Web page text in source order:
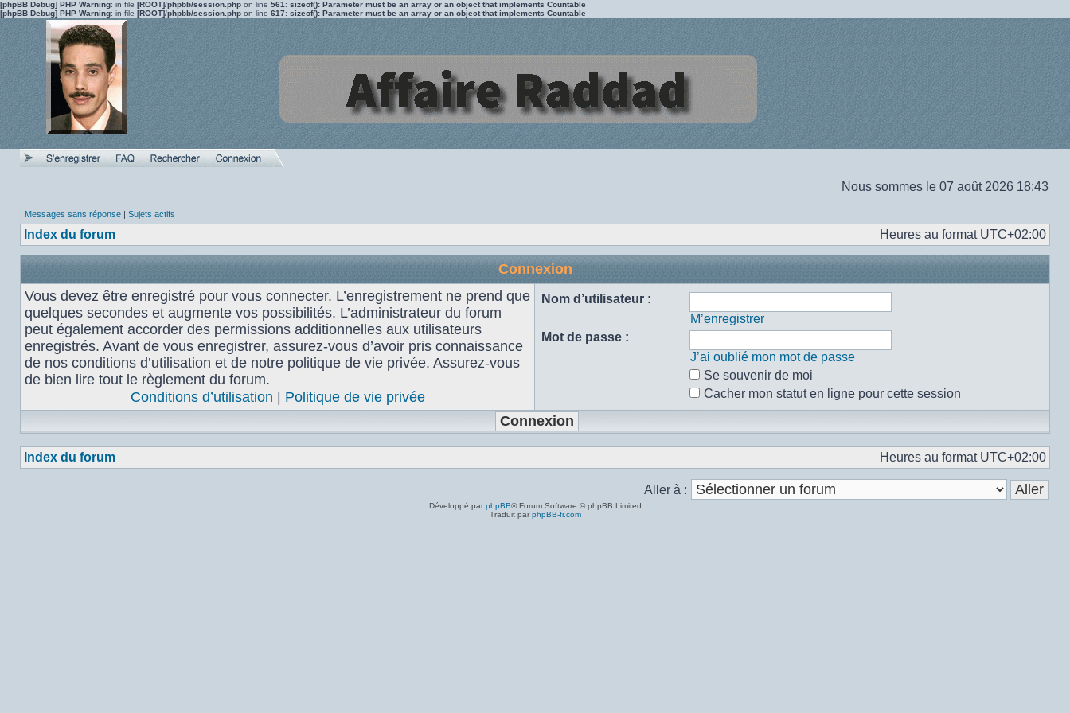
[phpBB Debug] PHP Warning: in file [ROOT]/phpbb/session.php on line 561 : sizeof(): Parameter must be an array or an object that implements Countable
[phpBB Debug] PHP Warning: in file [ROOT]/phpbb/session.php on line 617: sizeof(): Parameter must be an array or an object that implements Countable
Nous sommes le 07 août 2026 18:43
| Messages sans réponse | Sujets actifs
Index du forum Heures au format UTC+02:00
Connexion
Vous devez être enregistré pour vous connecter. L’enregistrement ne prend que
quelques secondes et augmente vos possibilités. L’administrateur du forum
peut également accorder des permissions additionnelles aux utilisateurs
enregistrés. Avant de vous enregistrer, assurez-vous d’avoir pris connaissance
de nos conditions d’utilisation et de notre politique de vie privée. Assurez-vous
de bien lire tout le règlement du forum.
Conditions d’utilisation
Politique de vie privée
Nom d’utilisateur :
M’enregistrer
Mot de passe :
J’ai oublié mon mot de passe
Se souvenir de moi
Cacher mon statut en ligne pour cette session
Index du forum Heures au format UTC+02:00
Aller à :
Développé par phpBB® Forum Software © phpBB Limited
Traduit par phpBB-fr.com